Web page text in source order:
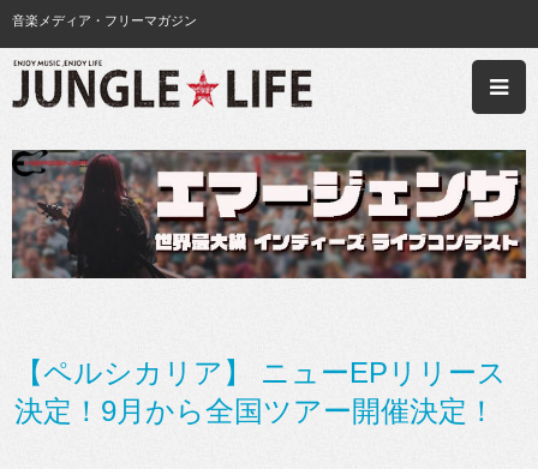
音楽メディア・フリーマガジン
【ペルシカリア】 ニューEPリリース
決定！9月から全国ツアー開催決定！